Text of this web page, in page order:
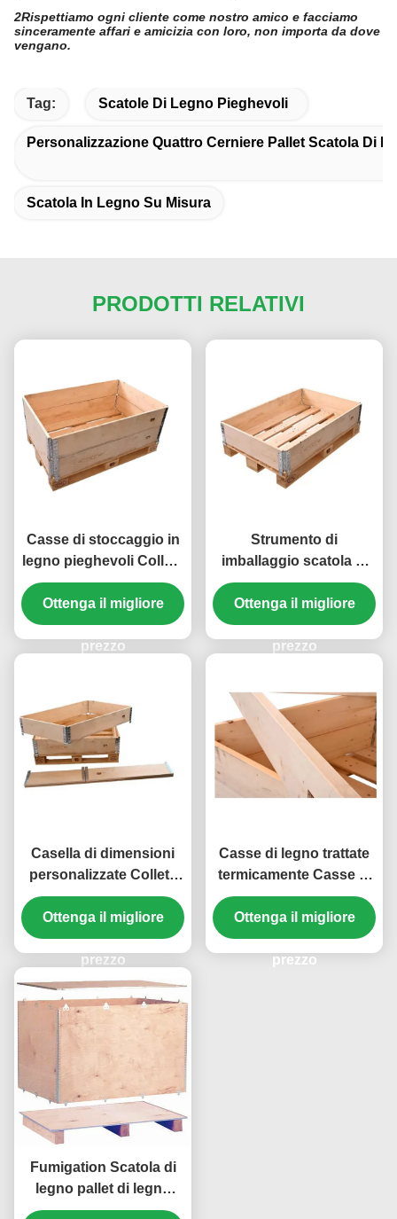
2Rispettiamo ogni cliente come nostro amico e facciamo
sinceramente affari e amicizia con loro, non importa da dove
vengano.
Tag: Scatole Di Legno Pieghevoli
Personalizzazione Quattro Cerniere Pallet Scatola Di
Scatola In Legno Su Misura
PRODOTTI RELATIVI
Casse di stoccaggio in
legno pieghevoli Colletti
di pallet in legno Colletti
a cerniera
Ottenga il migliore
prezzo
Strumento di
imballaggio scatola di
legno isolamento
collare di pallet in legno
Ottenga il migliore
prezzo
Casella di dimensioni
personalizzate Colletti
di pallet standard
pieghevoli in legno
Ottenga il migliore
prezzo
Casse di legno trattate
termicamente Casse di
legno impilabili
Ottenga il migliore
prezzo
Fumigation Scatola di
legno pallet di legno
compensato Scatola di